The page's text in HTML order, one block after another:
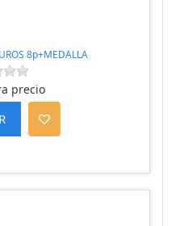
8p+MEDALLA
precio